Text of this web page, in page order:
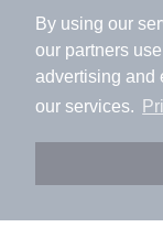
By using our
our partners
advertising and
our services.
アプリに切
会員登録な
敷